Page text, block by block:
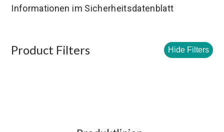
Informationen im Sicherheitsdatenblatt
Product Filters Hide Filters